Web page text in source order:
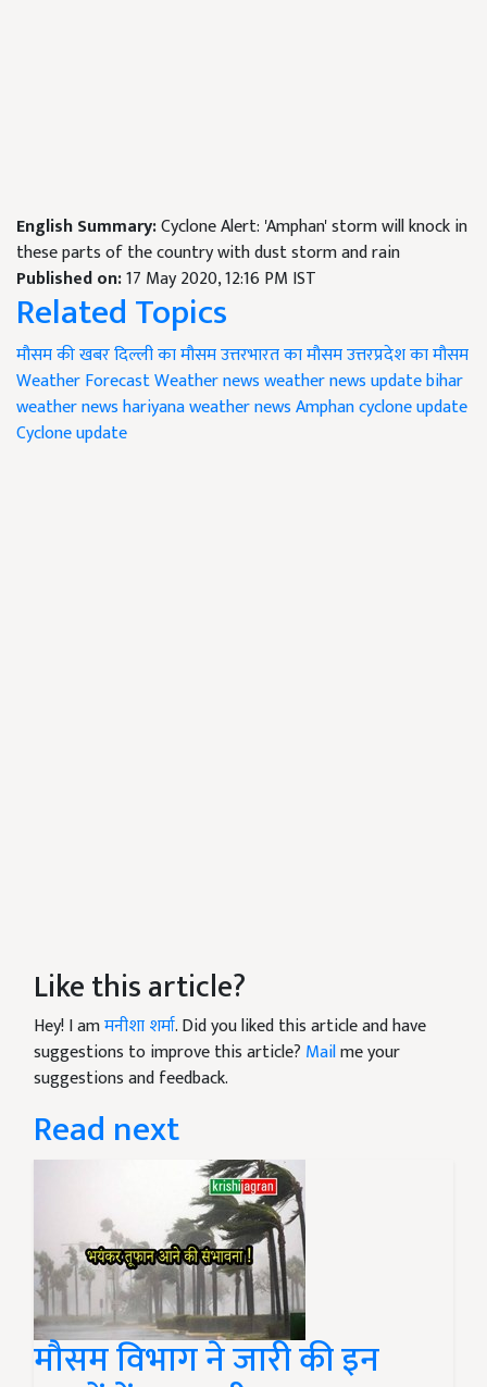
English Summary:Cyclone Alert: 'Amphan' storm will knock in
these parts of the country with dust storm and rain
Published on:17 May 2020, 12:16 PM IST
Related Topics
मौसम की खबरदिल्ली का मौसमउत्तरभारत का मौसमउत्तरप्रदेश का मौसम
Weather ForecastWeather newsweather news updatebihar
weather newshariyana weather newsAmphan cyclone update
Cyclone update
Like this article?
Hey! I amमनीशा शर्मा. Did you liked this article and have
suggestions to improve this article? Mailme your
suggestions and feedback.
Read next
मौसम विभाग ने जारी की इन